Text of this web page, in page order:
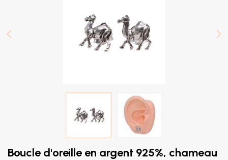
Boucle d'oreille en argent 925%, chameau